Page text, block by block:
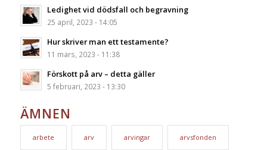
Ledighet vid dödsfall och begravning
25 april, 2023 - 14:05
Hur skriver man ett testamente?
11 mars, 2023 - 11:38
Förskott på arv – detta gäller
5 februari, 2023 - 13:30
ÄMNEN
arbete arv arvingar arvsfonden